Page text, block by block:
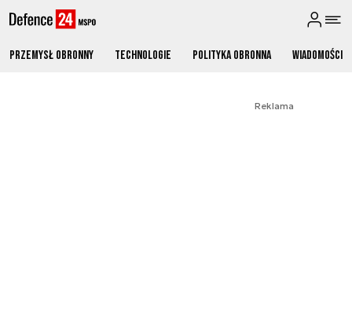
Przemysł obronny Technologie Polityka obronna Wiadomości
Reklama